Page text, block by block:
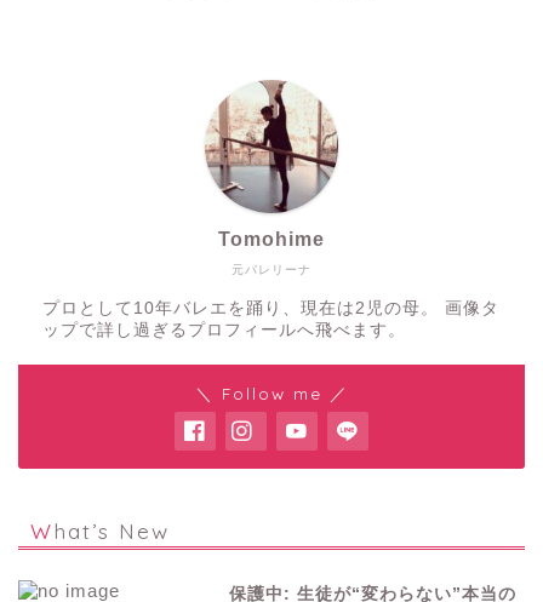
元バレリーナ
Tomohime
プロとして10年バレエを踊り、現在は2児の母。 画像タ
ップで詳し過ぎるプロフィールへ飛べます。
＼ Follow me ／
What’s New
保護中: 生徒が“変わらない”本当の